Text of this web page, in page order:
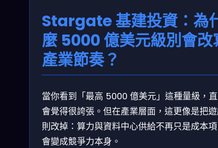
Stargate 基建投資：為
麼 5000 億美元級別會改
產業節奏？
當你看到「最高 5000 億美元」這種量級，
會覺得很誇張。但在產業層面，這更像是把
則改掉：算力與資料中心供給不再只是成本
會變成競爭力本身。